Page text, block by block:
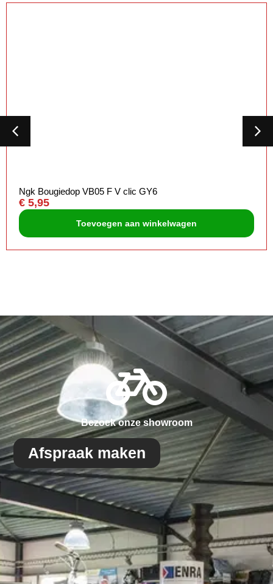
Ngk Bougiedop VB05 F V clic GY6
€ 5,95
Toevoegen aan winkelwagen
Bezoek onze showroom
Afspraak maken